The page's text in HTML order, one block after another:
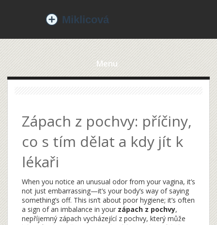
Menu
Zápach z pochvy: příčiny,
co s tím dělat a kdy jít k
lékaři
When you notice an unusual odor from your vagina, it’s
not just embarrassing—it’s your body’s way of saying
something’s off. This isn’t about poor hygiene; it’s often
a sign of an imbalance in your zápach z pochvy,
nepříjemný zápach vycházející z pochvy, který může